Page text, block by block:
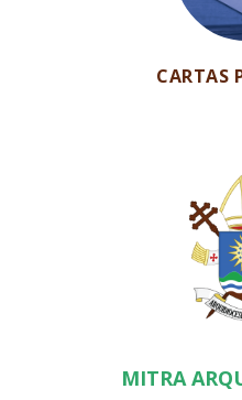
CARTAS
MITRA